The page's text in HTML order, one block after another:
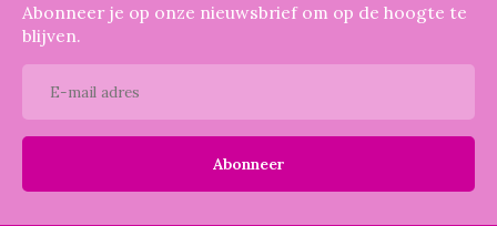
Abonneer je op onze nieuwsbrief om op de hoogte te
blijven.
Abonneer